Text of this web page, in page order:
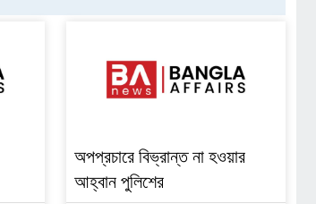
অপপ্রচারে বিভ্রান্ত না হওয়ার
আহ্বান পুলিশের